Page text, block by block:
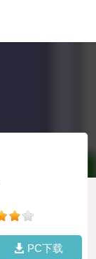
PC下载